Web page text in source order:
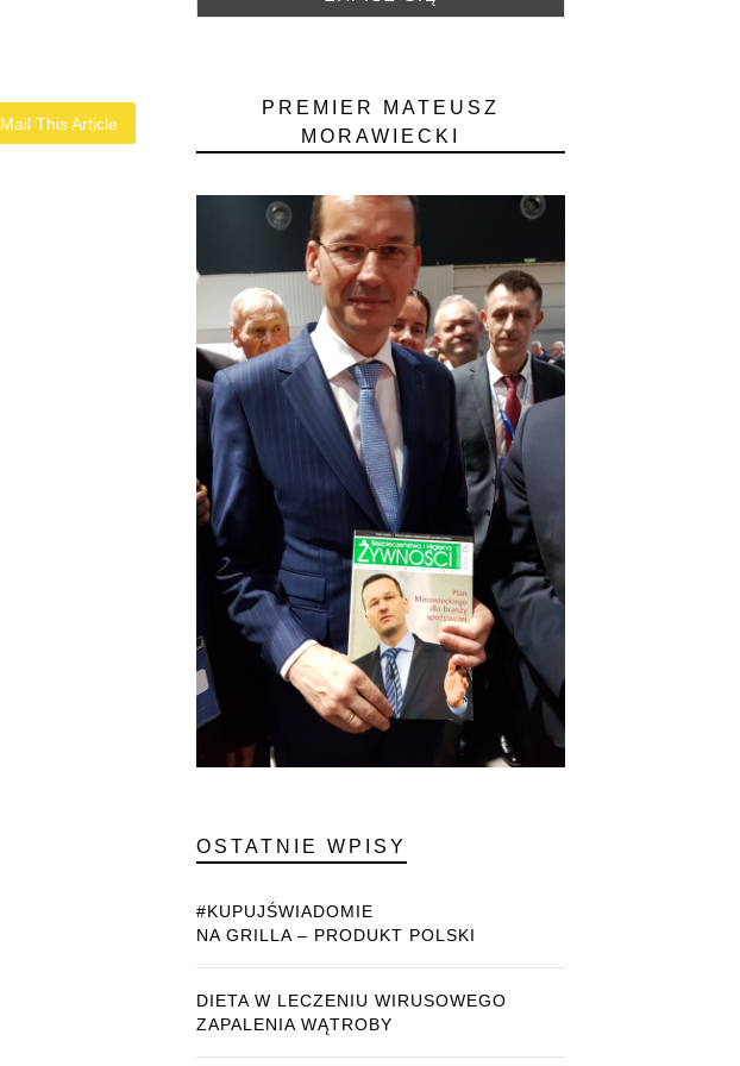
Mail This Article
PREMIER MATEUSZ
MORAWIECKI
OSTATNIE WPISY
#KUPUJŚWIADOMIE
NA GRILLA – PRODUKT POLSKI
DIETA W LECZENIU WIRUSOWEGO
ZAPALENIA WĄTROBY